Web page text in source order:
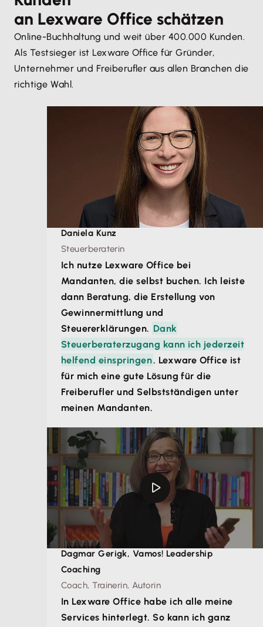
an Lexware Office schätzen
Online-Buchhaltung und weit über 400.000 Kunden.
Als Testsieger ist Lexware Office für Gründer,
Unternehmer und Freiberufler aus allen Branchen die
richtige Wahl.
Daniela Kunz
Steuerberaterin
Ich nutze Lexware Office bei
Mandanten, die selbst buchen. Ich leiste
dann Beratung, die Erstellung von
Gewinnermittlung und
Steuererklärungen. Dank
Steuerberaterzugang kann ich jederzeit
helfend einspringen. Lexware Office ist
für mich eine gute Lösung für die
Freiberufler und Selbstständigen unter
meinen Mandanten.
Dagmar Gerigk, Vamos! Leadership
Coaching
Coach, Trainerin, Autorin
In Lexware Office habe ich alle meine
Services hinterlegt. So kann ich ganz